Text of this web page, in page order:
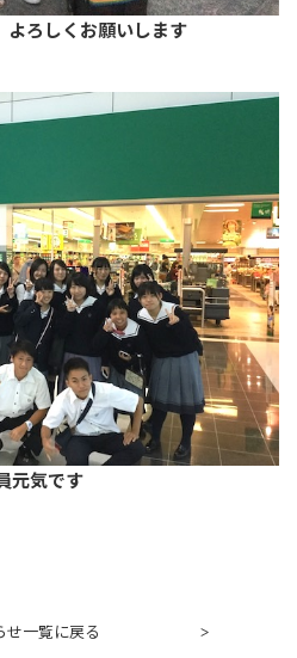
よろしくお願いします
元気です
せ一覧に戻る >